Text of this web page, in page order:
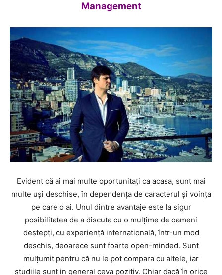
Management
Evident că ai mai multe oportunitați ca acasa, sunt mai
multe uși deschise, în dependența de caracterul și voința
pe care o ai. Unul dintre avantaje este la sigur
posibilitatea de a discuta cu o mulțime de oameni
deștepți, cu experiență internatională, într-un mod
deschis, deoarece sunt foarte open-minded. Sunt
mulțumit pentru că nu le pot compara cu altele, iar
studiile sunt in general ceva pozitiv. Chiar dacă în orice